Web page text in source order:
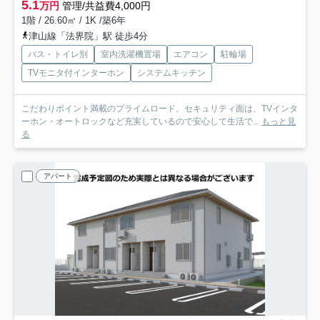
5.1万円 管理/共益費4,000円
1階 / 26.60㎡ / 1K /築6年
津山線「法界院」駅 徒歩4分
バス・トイレ別 室内洗濯機置場 エアコン
駐輪場
TVモニタ付インターホン
システムキッチン
こだわりポイント満載のプライムロード。セキュリティ面は、TVインタ
ーホン・オートロックなど充実しているので安心して生活で... もっと見
る
アパート